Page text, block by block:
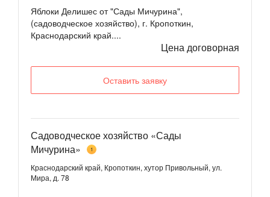
Яблоки Делишес от "Сады Мичурина",
(садоводческое хозяйство), г. Кропоткин,
Краснодарский край....
Цена договорная
Оставить заявку
Садоводческое хозяйство «Сады
Мичурина»
1
Краснодарский край, Кропоткин, хутор Привольный, ул.
Мира, д. 78